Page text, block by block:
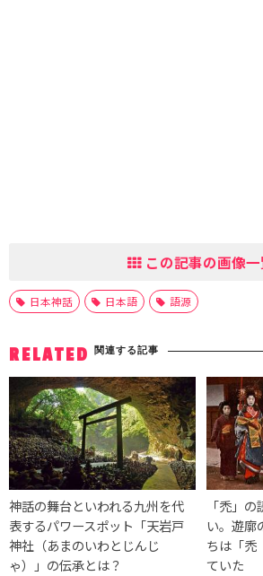
この記事の画像
日本神話 日本語 語源
RELATED 関連する記事
神話の舞台といわれる九州を代
表するパワースポット「天岩戸
神社（あまのいわとじんじ
ゃ）」の伝承とは？
「禿」
い。遊廓
ちは「禿
ていた